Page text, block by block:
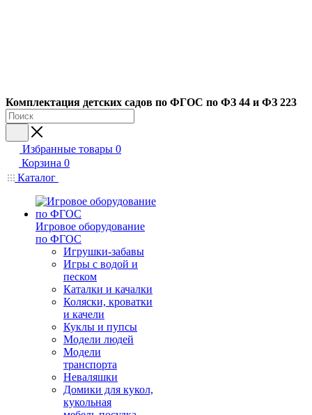
Комплектация детских садов по ФГОC по ФЗ 44 и ФЗ 223
Избранные товары 0
Корзина 0
Каталог
Игровое оборудование
по ФГОС
Игрушки-забавы
Игры с водой и
песком
Каталки и качалки
Коляски, кроватки
и качели
Куклы и пупсы
Модели людей
Модели
транспорта
Неваляшки
Домики для кукол,
кукольная